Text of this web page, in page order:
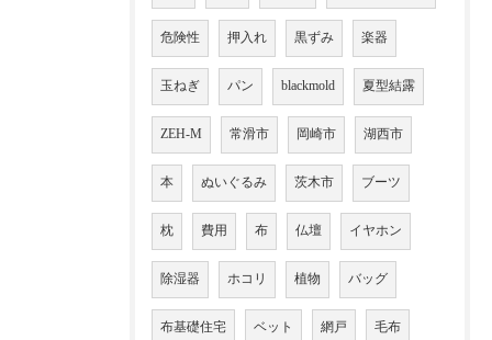
危険性 押入れ 黒ずみ 楽器
玉ねぎ パン blackmold 夏型結露
ZEH-M 常滑市 岡崎市 湖西市
本 ぬいぐるみ 茨木市 ブーツ
枕 費用 布 仏壇 イヤホン
除湿器 ホコリ 植物 バッグ
布基礎住宅 ベット 網戸 毛布